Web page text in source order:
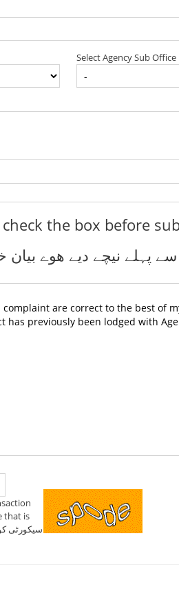
Select Agency Sub Office
the box before
پہلے نیچے دیے ھوے
that is